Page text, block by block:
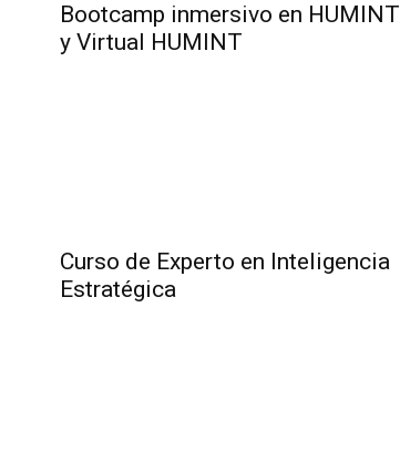
Bootcamp inmersivo en HUMINT
y Virtual HUMINT
Curso de Experto en Inteligencia
Estratégica